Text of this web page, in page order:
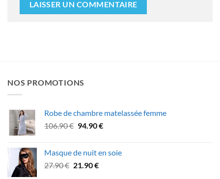
NOS PROMOTIONS
Robe de chambre matelassée femme
106.90€ Le
était :
106.90 €.
94.90€Le
est :
Masque de nuit en soie
27.90€ Le
21.90€Le